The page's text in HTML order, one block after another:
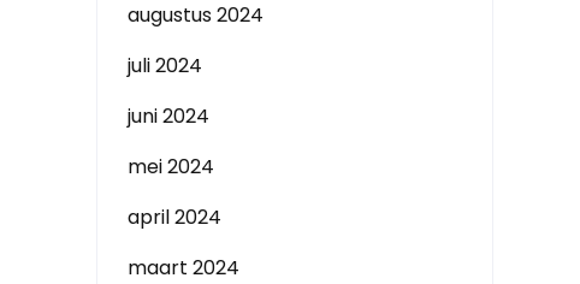
augustus 2024
juli 2024
juni 2024
mei 2024
april 2024
maart 2024